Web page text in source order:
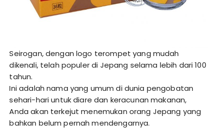
Seirogan, dengan logo terompet yang mudah
dikenali, telah populer di Jepang selama lebih dari 100
tahun.
Ini adalah nama yang umum di dunia pengobatan
sehari-hari untuk diare dan keracunan makanan,
Anda akan terkejut menemukan orang Jepang yang
bahkan belum pernah mendengarnya.